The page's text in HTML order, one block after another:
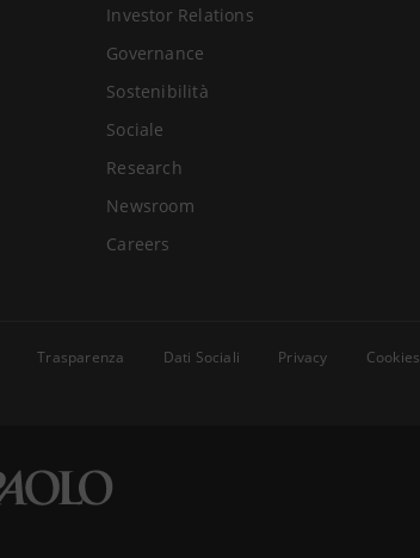
Investor Relations
Governance
Sostenibilità
Sociale
Research
Newsroom
Careers
Trasparenza Dati Sociali Privacy Cookies